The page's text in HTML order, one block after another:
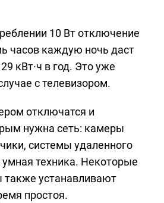
10 Вт отключение
часов каждую ночь даст
кВт·ч в год. Это уже
с телевизором.
отключатся и
нужна сеть: камеры
системы удаленного
умная техника. Некоторые
устанавливают
простоя.